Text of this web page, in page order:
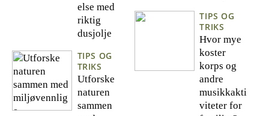
else med
riktig
dusjolje
TIPS OG
TRIKS
Utforske
naturen
sammen
TIPS OG
TRIKS
Hvor mye
koster
korps og
andre
musikkakti
viteter for